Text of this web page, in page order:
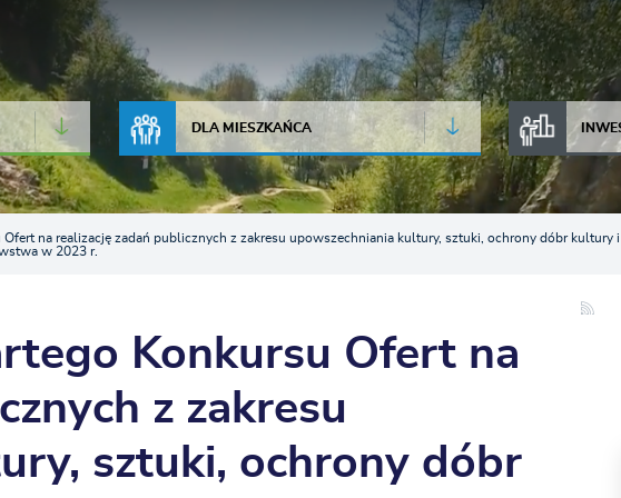
JAKOŚĆ POWIETRZA
DLA MIESZKAŃCA
na realizację zadań publicznych z zakresu upowszechniania kultury, sztuki, ochrony dóbr kultury
w 2023 r.
Konkursu Ofert na
z zakresu
sztuki, ochrony dóbr